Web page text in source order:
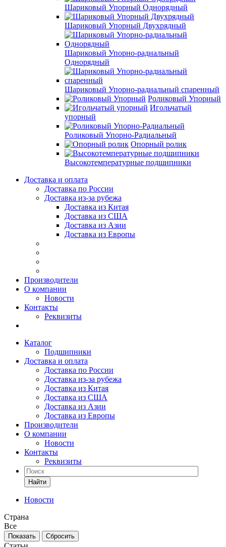
Шариковый Упорный Однорядный
Шариковый Упорный Двухрядный
Шариковый Упорно-радиальный
Однорядный
Шариковый Упорно-радиальный спаренный
Роликовый Упорный
Игольчатый
упорный
Роликовый Упорно-Радиальный
Опорный ролик
Высокотемпературные подшипники
Доставка и оплата
Доставка по России
Доставка из-за рубежа
Доставка из Китая
Доставка из США
Доставка из Азии
Доставка из Европы
Производители
О компании
Новости
Контакты
Реквизиты
Каталог
Подшипники
Доставка и оплата
Доставка по России
Доставка из-за рубежа
Доставка из Китая
Доставка из США
Доставка из Азии
Доставка из Европы
Производители
О компании
Новости
Контакты
Реквизиты
Найти
Новости
Страна
Все
Сбросить